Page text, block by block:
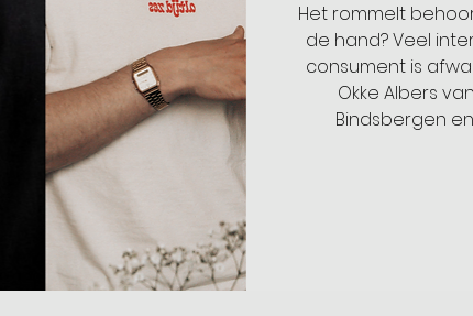
Het rommelt
de hand? Veel
consument is
Okke Albers
Bindsbergen